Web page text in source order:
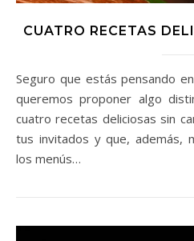
CUATRO RECETAS
Seguro que estás pensando en lo que vas a cocinar, y te
queremos proponer algo
cuatro recetas deliciosas sin
tus invitados y que, además,
los menús…